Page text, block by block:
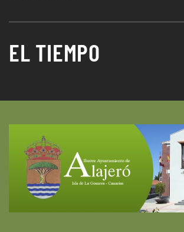
EL TIEMPO